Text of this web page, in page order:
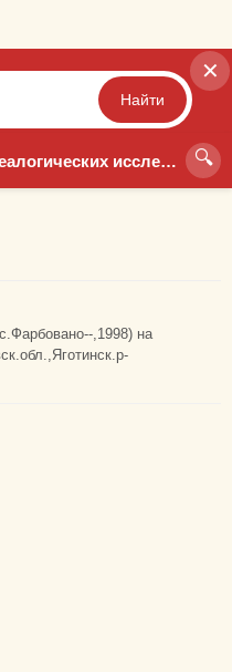
Обазим - Центр генеалогических исследований 🔍
✕
Найти
,1998) на